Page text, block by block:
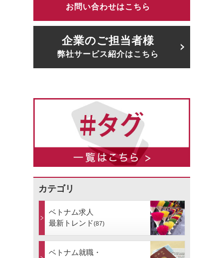
お問い合わせはこちら
企業のご担当者様
弊社サービス紹介はこちら
カテゴリ
ベトナム求人
最新トレンド(87)
ベトナム就職・